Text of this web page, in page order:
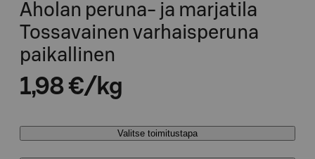
Aholan peruna- ja marjatila
Tossavainen varhaisperuna
paikallinen
1,98 €/kg
Valitse toimitustapa